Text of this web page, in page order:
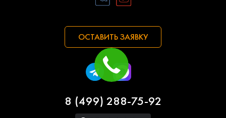
ОСТАВИТЬ ЗАЯВКУ
8 (499) 288-75-92